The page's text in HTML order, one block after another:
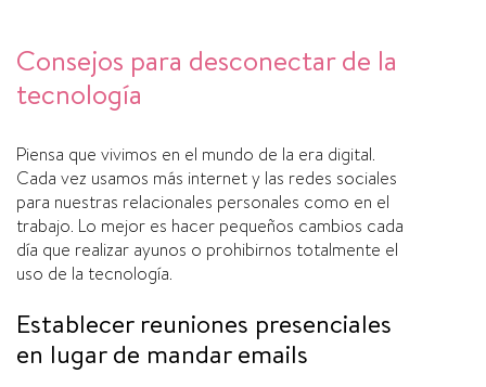
Consejos para desconectar de la
tecnologí­a
Piensa que vivimos en el mundo de la era digital.
Cada vez usamos más internet y las redes sociales
para nuestras relacionales personales como en el
trabajo. Lo mejor es hacer pequeños cambios cada
dí­a que realizar ayunos o prohibirnos totalmente el
uso de la tecnologí­a.
Establecer reuniones presenciales
en lugar de mandar emails